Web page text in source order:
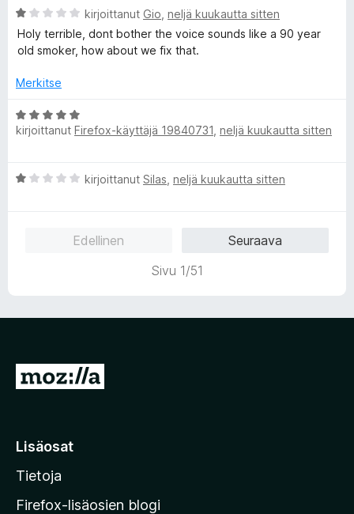
u
1
/
A
r
v
o
t
u
5
kirjoittanut Gio neljä kuukautta sitten
Holy terrible, dont bother the voice sounds like a 90 year
old smoker, how about we fix that.
Merkitse
A
r
o
kirjoittanut Firefox-käyttäjä 19840731 neljä kuukautta sitten
A
kirjoittanut Silas neljä kuukautta sitten
Edellinen
Seuraava
Sivu 1/51
S
r
y
M
Lisäosat
Tietoja
Firefox-lisäosien blogi